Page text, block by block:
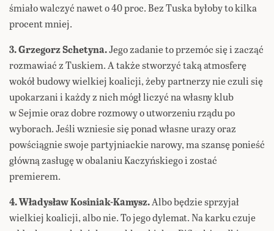
śmiało walczyć nawet o 40 proc. Bez Tuska byłoby to kilka
procent mniej.
3. Grzegorz Schetyna.Jego zadanie to przemóc się i zacząć
rozmawiać z Tuskiem. A także stworzyć taką atmosferę
wokół budowy wielkiej koalicji, żeby partnerzy nie czuli się
upokarzani i każdy z nich mógł liczyć na własny klub
w Sejmie oraz dobre rozmowy o utworzeniu rządu po
wyborach. Jeśli wzniesie się ponad własne urazy oraz
powściągnie swoje partyjniackie narowy, ma szansę ponieść
główną zasługę w obalaniu Kaczyńskiego i zostać
premierem.
4. Władysław Kosiniak-Kamysz.Albo będzie sprzyjał
wielkiej koalicji, albo nie. To jego dylemat. Na karku czuje